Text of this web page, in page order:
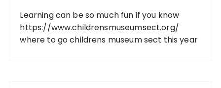
Learning can be so much fun if you know
https://www.childrensmuseumsect.org/
where to go childrens museum sect this year